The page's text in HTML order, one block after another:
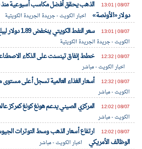
08/07 | 13:01
دولار «الأونصة»
اخبار الكويت - جريدة الجريدة الكويتية
08/07 | 13:01
سعر النفط الكويتي ينخفض 1.89 دولار ليبلغ 72.44 دولار للبرميل
الكويت - جريدة الجريدة الكويتية
08/07 | 12:32
خطط إنفاق تينسنت على الذكاء
اخبار الكويت - مباشر
08/07 | 12:32
أسعار الغذاء العالمية تسجل أعلى
الكويت - مباشر
08/07 | 12:02
المركزي الصيني يدعم هونغ كونغ كمركز
الكويت - مباشر
08/07 | 12:02
ارتفاع أسعار الذهب وسط التوترات
الوظائف الأمريكي
اخبار الكويت - مباشر